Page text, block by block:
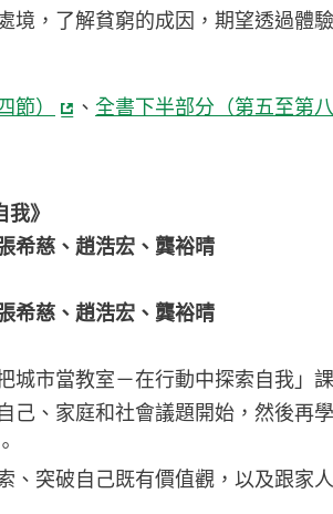
境，了解貧窮的成因，期望透過體
節） 、 全書下半部分（第五至第八
》
希慈、趙浩宏、龔裕晴
希慈、趙浩宏、龔裕晴
城市當教室－在行動中探索自我」
己、家庭和社會議題開始，然後再
、突破自己既有價值觀，以及跟家